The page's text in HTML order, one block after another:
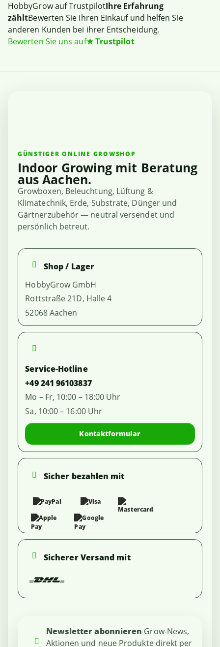
HobbyGrow auf TrustpilotIhre Erfahrung
zähltBewerten Sie Ihren Einkauf und helfen Sie
anderen Kunden bei ihrer Entscheidung.
Bewerten Sie uns auf★Trustpilot
GÜNSTIGER ONLINE GROWSHOP
Indoor Growing mit Beratung
aus Aachen.
Growboxen, Beleuchtung, Lüftung &
Klimatechnik, Erde, Substrate, Dünger und
Gärtnerzubehör — neutral versendet und
persönlich betreut.
Shop / Lager
HobbyGrow GmbH
Rottstraße 21D, Halle 4
52068 Aachen
Service-Hotline
+49 241 96103837
Mo – Fr, 10:00 – 18:00 Uhr
Sa, 10:00 – 16:00 Uhr
Kontaktformular
Sicher bezahlen mit
Sicherer Versand mit
Newsletter abonnieren Grow-News,
Aktionen und neue Produkte direkt per